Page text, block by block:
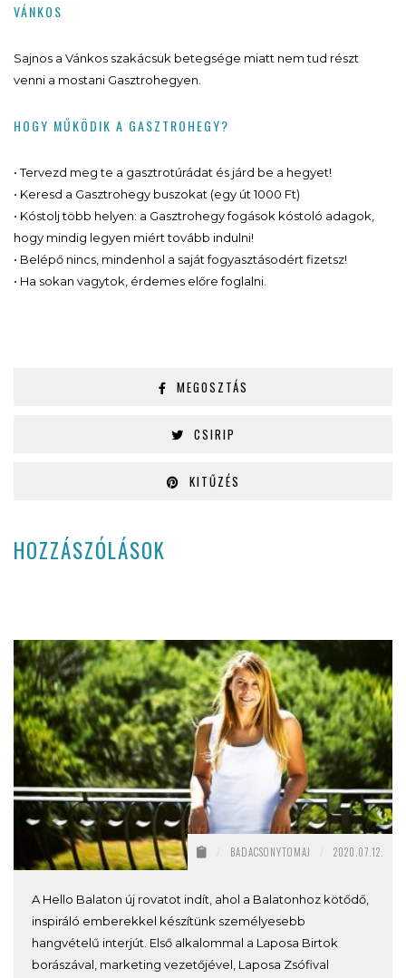
VÁNKOS
Sajnos a Vánkos szakácsuk betegsége miatt nem tud részt
venni a mostani Gasztrohegyen.
HOGY MŰKÖDIK A GASZTROHEGY?
• Tervezd meg te a gasztrotúrádat és járd be a hegyet!
• Keresd a Gasztrohegy buszokat (egy út 1000 Ft)
• Kóstolj több helyen: a Gasztrohegy fogások kóstoló adagok,
hogy mindig legyen miért tovább indulni!
• Belépő nincs, mindenhol a saját fogyasztásodért fizetsz!
• Ha sokan vagytok, érdemes előre foglalni.
MEGOSZTÁS
CSIRIP
KITŰZÉS
HOZZÁSZÓLÁSOK
BADACSONYTOMAJ 2020.07.12.
A Hello Balaton új rovatot indít, ahol a Balatonhoz kötődő,
inspiráló emberekkel készítünk személyesebb
hangvételű interjút. Első alkalommal a Laposa Birtok
borászával, marketing vezetőjével, Laposa Zsófival